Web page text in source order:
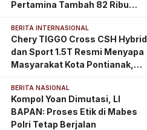
Pertamina Tambah 82 Ribu
BERITA INTERNASIONAL
Chery TIGGO Cross CSH Hybrid
dan Sport 1.5T Resmi Menyapa
Masyarakat Kota Pontianak,
Kalimantan Barat
BERITA NASIONAL
Kompol Yoan Dimutasi, LI
BAPAN: Proses Etik di Mabes
Polri Tetap Berjalan